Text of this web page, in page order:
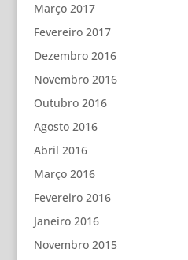
Março 2017
Fevereiro 2017
Dezembro 2016
Novembro 2016
Outubro 2016
Agosto 2016
Abril 2016
Março 2016
Fevereiro 2016
Janeiro 2016
Novembro 2015